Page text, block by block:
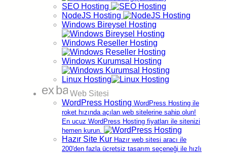
SEO Hosting
NodeJS Hosting
Windows Bireysel Hosting
Windows Reseller Hosting
Windows Kurumsal Hosting
Linux Hosting
expand_more
backup_table
Web Sitesi
WordPress Hosting WordPress Hosting ile
roket hızında açılan web sitelerine sahip olun!
En ucuz WordPress Hosting fiyatları ile sitenizi
hemen kurun.
Hazır Site Kur Hazır web sitesi aracı ile
200'den fazla ücretsiz tasarım seçeneği ile hızlı
Serkan KOÇ
Ege / 048 057 3820
info@alastyr.com
alastyr@hs03.kep.tr
Telefon
0(850)850 46 78
Global Satış ve Hizmetler (KKTC)
Alastyr Technology LTD
30 Ağustos Sok. Mila Marina Residence
No:15/10 Girne / KKTC
630